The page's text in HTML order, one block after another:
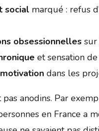
socialmarqué : refus
obsessionnellessur
et sensation
dans les
pas anodins. Par
en France a